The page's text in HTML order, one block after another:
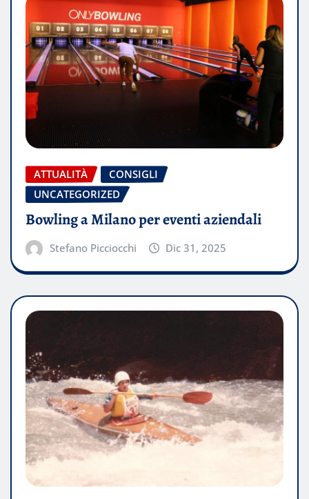
ATTUALITÀ
CONSIGLI
UNCATEGORIZED
Bowling a Milano per eventi aziendali
Stefano Picciocchi Dic 31, 2025